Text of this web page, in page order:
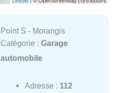
Point S - Morangis
Catégorie : Garage
automobile
Adresse : 112